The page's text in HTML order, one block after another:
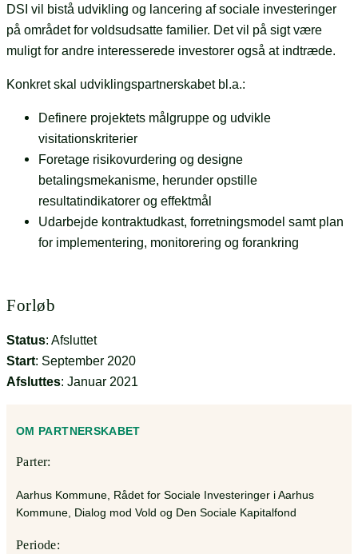
DSI vil bistå udvikling og lancering af sociale investeringer
på området for voldsudsatte familier. Det vil på sigt være
muligt for andre interesserede investorer også at indtræde.
Konkret skal udviklingspartnerskabet bl.a.:
Definere projektets målgruppe og udvikle
visitationskriterier
Foretage risikovurdering og designe
betalingsmekanisme, herunder opstille
resultatindikatorer og effektmål
Udarbejde kontraktudkast, forretningsmodel samt plan
for implementering, monitorering og forankring
Forløb
Status: Afsluttet
Start: September 2020
Afsluttes: Januar 2021
OM PARTNERSKABET
Parter:
Aarhus Kommune, Rådet for Sociale Investeringer i Aarhus
Kommune, Dialog mod Vold og Den Sociale Kapitalfond
Periode: